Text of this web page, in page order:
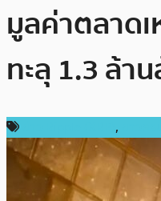
มูลค่าตลาด
ทะลุ 1.3 ล้า
,